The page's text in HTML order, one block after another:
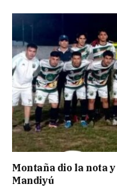
Montaña dio la nota
Mandiyú